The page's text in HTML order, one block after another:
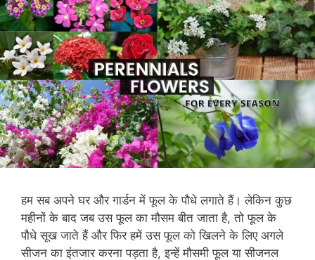
हम सब अपने घर और गार्डन में फूल के पौधे लगाते हैं। लेकिन कुछ
महीनों के बाद जब उस फूल का मौसम बीत जाता है, तो फूल के
पौधे सूख जाते हैं और फिर हमें उस फूल को खिलने के लिए अगले
सीजन का इंतजार करना पड़ता है, इन्हें मौसमी फूल या सीजनल